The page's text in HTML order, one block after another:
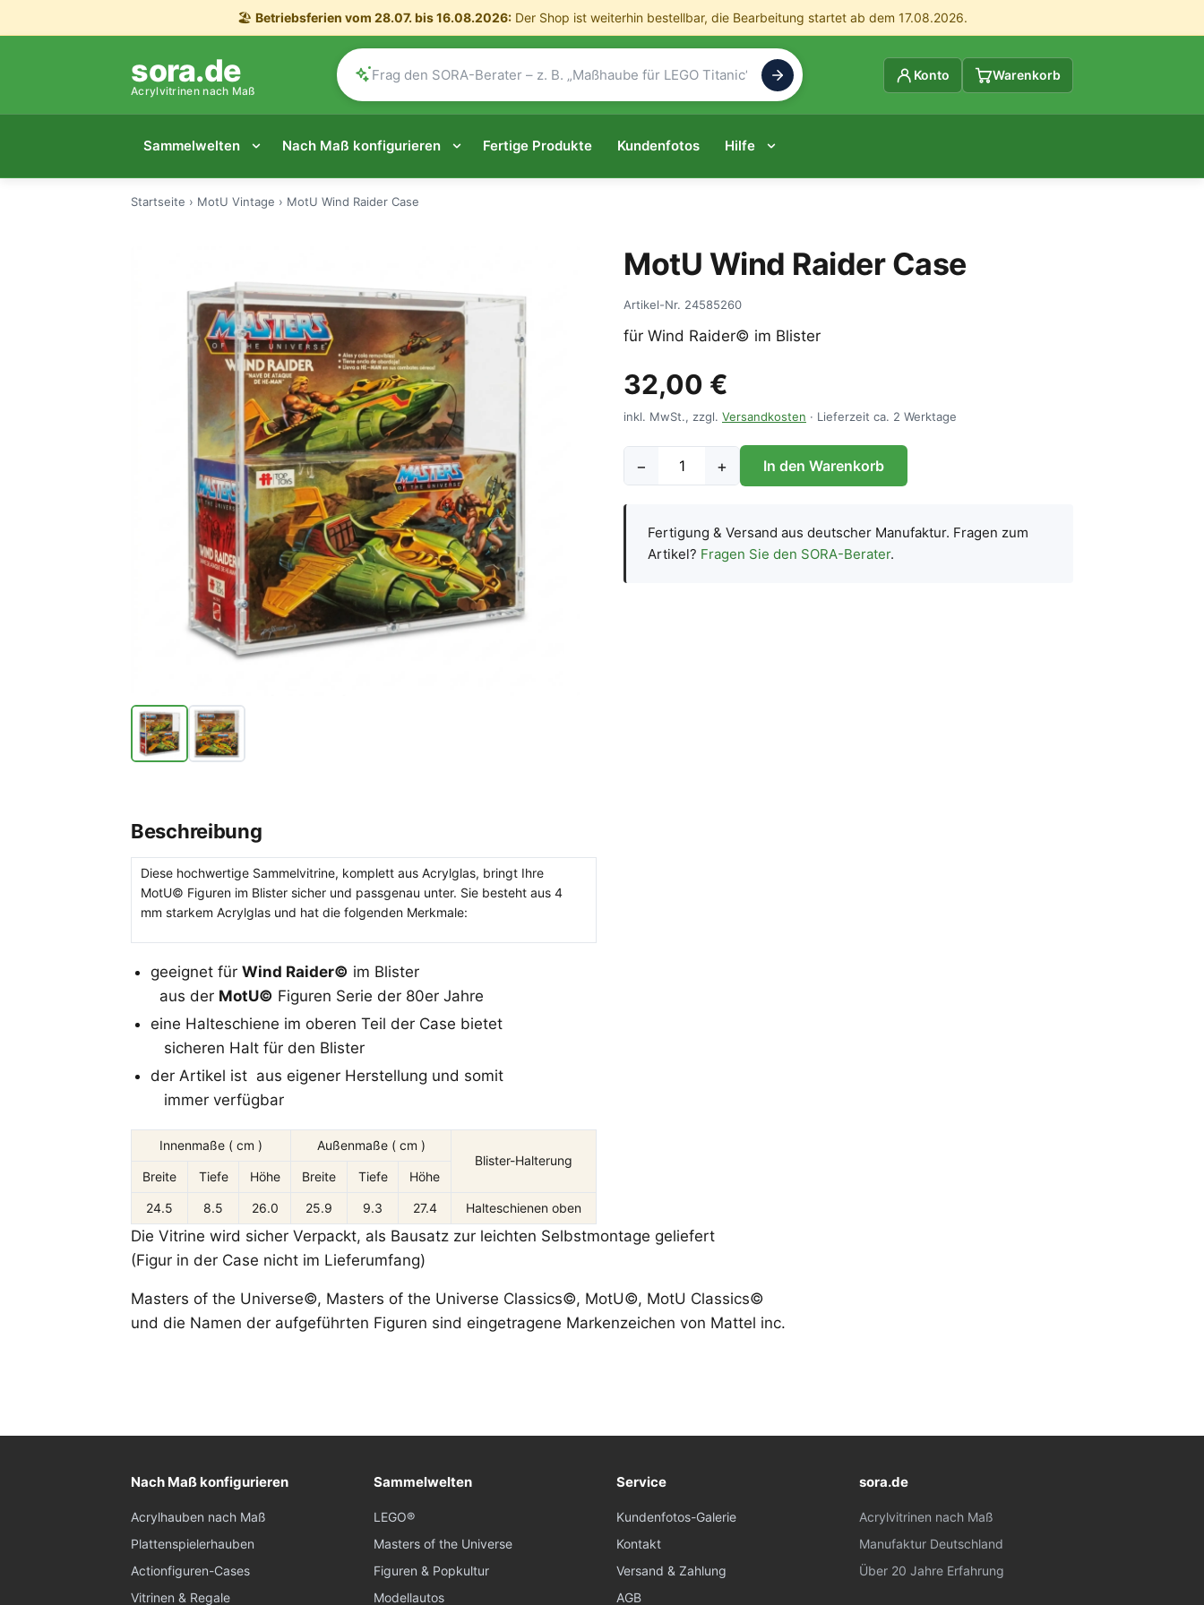
🏖️ Betriebsferien vom 28.07. bis 16.08.2026:Der Shop ist weiterhin bestellbar, die Bearbeitung startet ab dem 17.08.2026.
sora.de
Acrylvitrinen nach Maß
Konto Warenkorb
Sammelwelten Nach Maß konfigurieren Fertige Produkte Kundenfotos Hilfe
Startseite › MotU Vintage › MotU Wind Raider Case
MotU Wind Raider Case
Artikel-Nr. 24585260
für Wind Raider© im Blister
32,00 €
inkl. MwSt., zzgl. Versandkosten · Lieferzeit ca. 2 Werktage
− + In den Warenkorb
Fertigung & Versand aus deutscher Manufaktur. Fragen zum
Artikel? Fragen Sie den SORA-Berater.
Beschreibung
Diese hochwertige Sammelvitrine, komplett aus Acrylglas, bringt Ihre
MotU© Figuren im Blister sicher und passgenau unter. Sie besteht aus 4
mm starkem Acrylglas und hat die folgenden Merkmale:
geeignet für Wind Raider© im Blister
aus der MotU© Figuren Serie der 80er Jahre
eine Halteschiene im oberen Teil der Case bietet
sicheren Halt für den Blister
der Artikel ist aus eigener Herstellung und somit
immer verfügbar
Innenmaße ( cm )
Außenmaße ( cm )
Blister-Halterung
Breite
Tiefe Höhe Breite Tiefe Höhe
24.5 8.5 26.0 25.9 9.3 27.4 Halteschienen oben
Die Vitrine wird sicher Verpackt, als Bausatz zur leichten Selbstmontage geliefert
(Figur in der Case nicht im Lieferumfang)
Masters of the Universe©, Masters of the Universe Classics©, MotU©, MotU Classics©
und die Namen der aufgeführten Figuren sind eingetragene Markenzeichen von Mattel inc.
Nach Maß konfigurieren
Acrylhauben nach Maß
Plattenspielerhauben
Actionfiguren-Cases
Vitrinen & Regale
Sammelwelten
LEGO®
Masters of the Universe
Figuren & Popkultur
Modellautos
Service
Kundenfotos-Galerie
Kontakt
Versand & Zahlung
AGB
sora.de
Acrylvitrinen nach Maß
Manufaktur Deutschland
Über 20 Jahre Erfahrung